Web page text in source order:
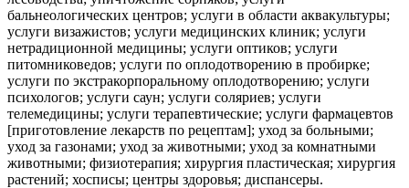
бальнеологических центров; услуги в области аквакультуры;
услуги визажистов; услуги медицинских клиник; услуги
нетрадиционной медицины; услуги оптиков; услуги
питомниковедов; услуги по оплодотворению в пробирке;
услуги по экстракорпоральному оплодотворению; услуги
психологов; услуги саун; услуги соляриев; услуги
телемедицины; услуги терапевтические; услуги фармацевтов
[приготовление лекарств по рецептам]; уход за больными;
уход за газонами; уход за животными; уход за комнатными
животными; физиотерапия; хирургия пластическая; хирургия
растений; хосписы; центры здоровья; диспансеры.